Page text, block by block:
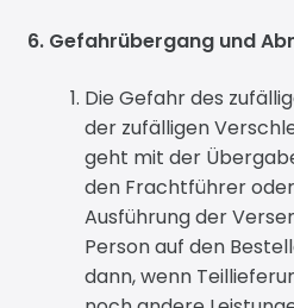
6. Gefahrübergang und
Die Gefahr des
der zufälligen
geht mit der
den Frachtführer
Ausführung der
Person auf den
dann, wenn